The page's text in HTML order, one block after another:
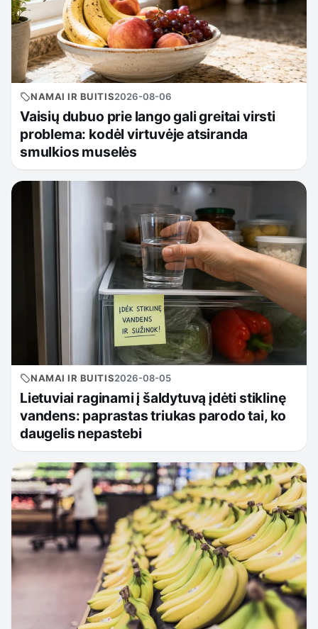
NAMAI IR BUITIS2026-08-06
Vaisių dubuo prie lango gali greitai virsti
problema: kodėl virtuvėje atsiranda
smulkios muselės
NAMAI IR BUITIS2026-08-05
Lietuviai raginami į šaldytuvą įdėti stiklinę
vandens: paprastas triukas parodo tai, ko
daugelis nepastebi